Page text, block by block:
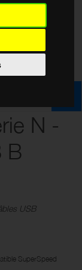
N -
B
USB
SuperSpeed